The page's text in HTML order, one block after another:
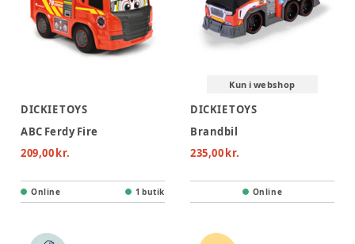
DICKIE TOYS
ABC Ferdy Fire
209,00 kr.
Online 1 butik
Kun i webshop
DICKIE TOYS
Brandbil
235,00 kr.
Online